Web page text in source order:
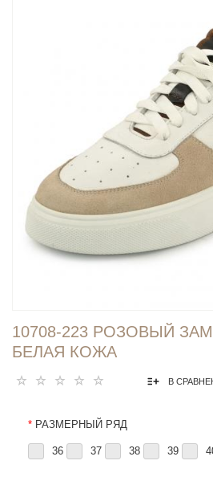
10708-223 РОЗОВЫЙ
БЕЛАЯ КОЖА
В
* РАЗМЕРНЫЙ РЯД
36 37 38 39